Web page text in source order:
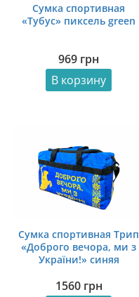
Сумка спортивная
«Тубус» пиксель green
969 грн
В корзину
Сумка спортивная Трип
«Доброго вечора, ми з
України!» синяя
1560 грн